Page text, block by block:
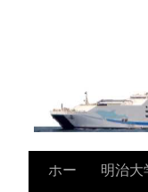
ホー
明治